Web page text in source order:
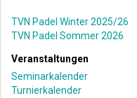
TVN Padel Winter 2025/26
TVN Padel Sommer 2026
Veranstaltungen
Seminarkalender
Turnierkalender